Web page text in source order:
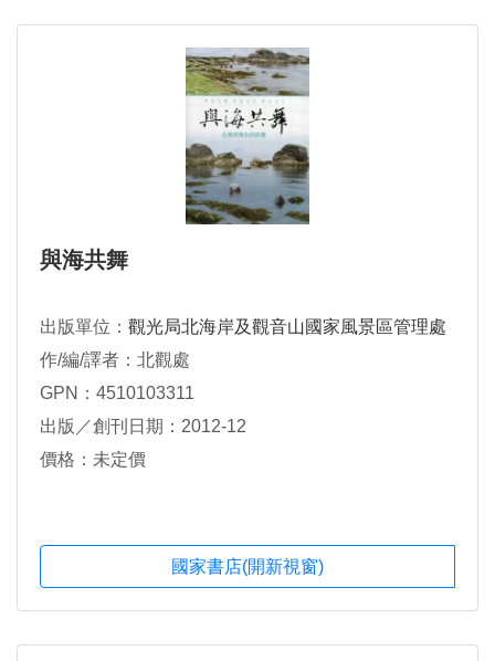
與海共舞
出版單位： 觀光局北海岸及觀音山國家風景區管理處
作/編/譯者：北觀處
GPN：4510103311
出版／創刊日期：2012-12
價格：未定價
國家書店(開新視窗)